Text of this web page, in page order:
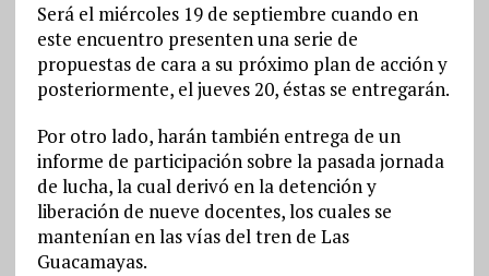
Será el miércoles 19 de septiembre cuando en
este encuentro presenten una serie de
propuestas de cara a su próximo plan de acción y
posteriormente, el jueves 20, éstas se entregarán.
Por otro lado, harán también entrega de un
informe de participación sobre la pasada jornada
de lucha, la cual derivó en la detención y
liberación de nueve docentes, los cuales se
mantenían en las vías del tren de Las
Guacamayas.